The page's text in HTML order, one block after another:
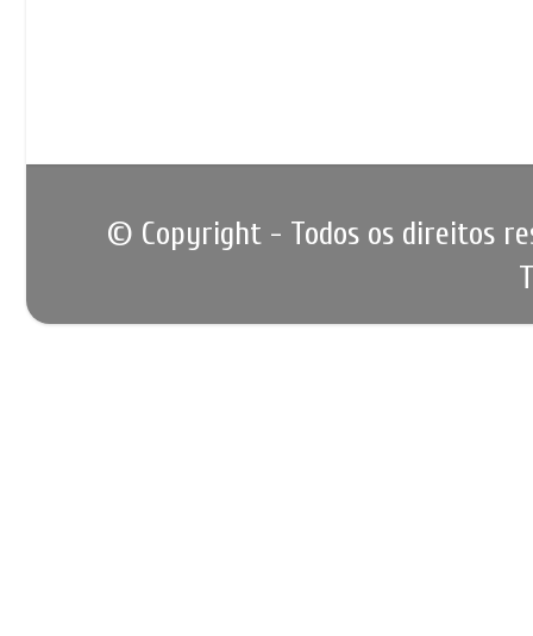
© Copyright - Todos os direitos